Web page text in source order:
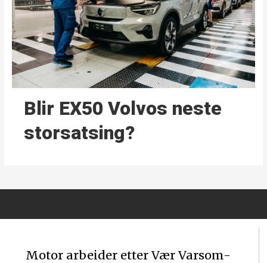
Blir EX50 Volvos neste
storsatsing?
Motor arbeider etter Vær Varsom-